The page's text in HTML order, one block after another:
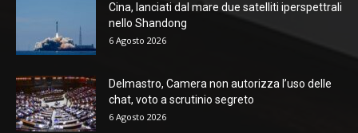
Cina, lanciati dal mare due satelliti iperspettrali
nello Shandong
6 Agosto 2026
Delmastro, Camera non autorizza l’uso delle
chat, voto a scrutinio segreto
6 Agosto 2026